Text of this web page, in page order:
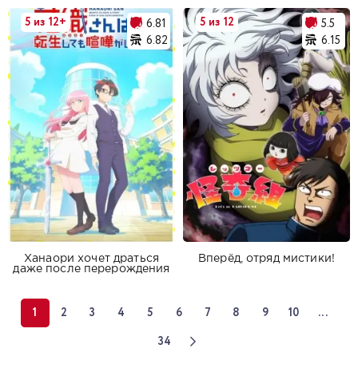
высококлассных учеников,
я буду тайно заботиться о
самой красивой девушке
(не имеющей никаких
жизненных навыков)
Ханаори хочет драться
даже после перерождения
5 из 12+
6.81
6.82
Вперёд, отряд мистики!
5 из 12
5.5
6.15
1 2 3 4 5 6 7 8 9 10
...
34